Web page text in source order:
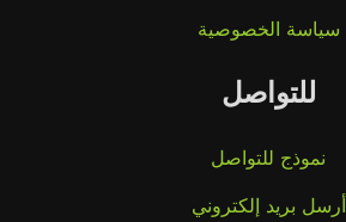
سياسة الخصوصية
للتواصل
نموذج للتواصل
أرسل بريد إلكتروني